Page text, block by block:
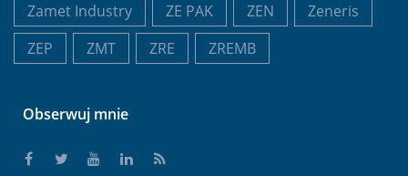
Zamet Industry
ZE PAK ZEN
Zeneris
ZEP
ZMT ZRE ZREMB
Obserwuj mnie